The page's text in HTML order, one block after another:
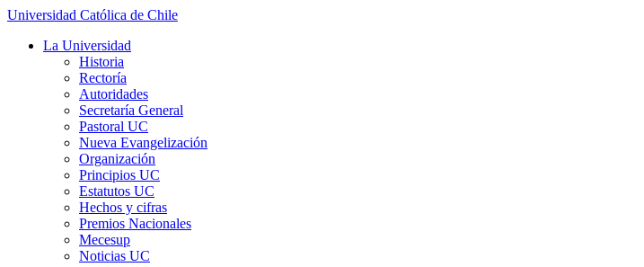
Universidad Católica de Chile
La Universidad
Historia
Rectoría
Autoridades
Secretaría General
Pastoral UC
Nueva Evangelización
Organización
Principios UC
Estatutos UC
Hechos y cifras
Premios Nacionales
Mecesup
Noticias UC